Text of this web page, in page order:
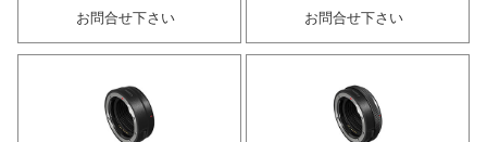
お問合せ下さい
お問合せ下さい